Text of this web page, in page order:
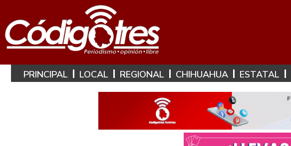
PRINCIPAL LOCAL REGIONAL CHIHUAHUA ESTATAL